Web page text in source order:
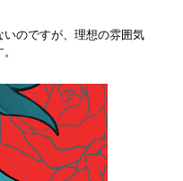
のですが、理想の雰囲気